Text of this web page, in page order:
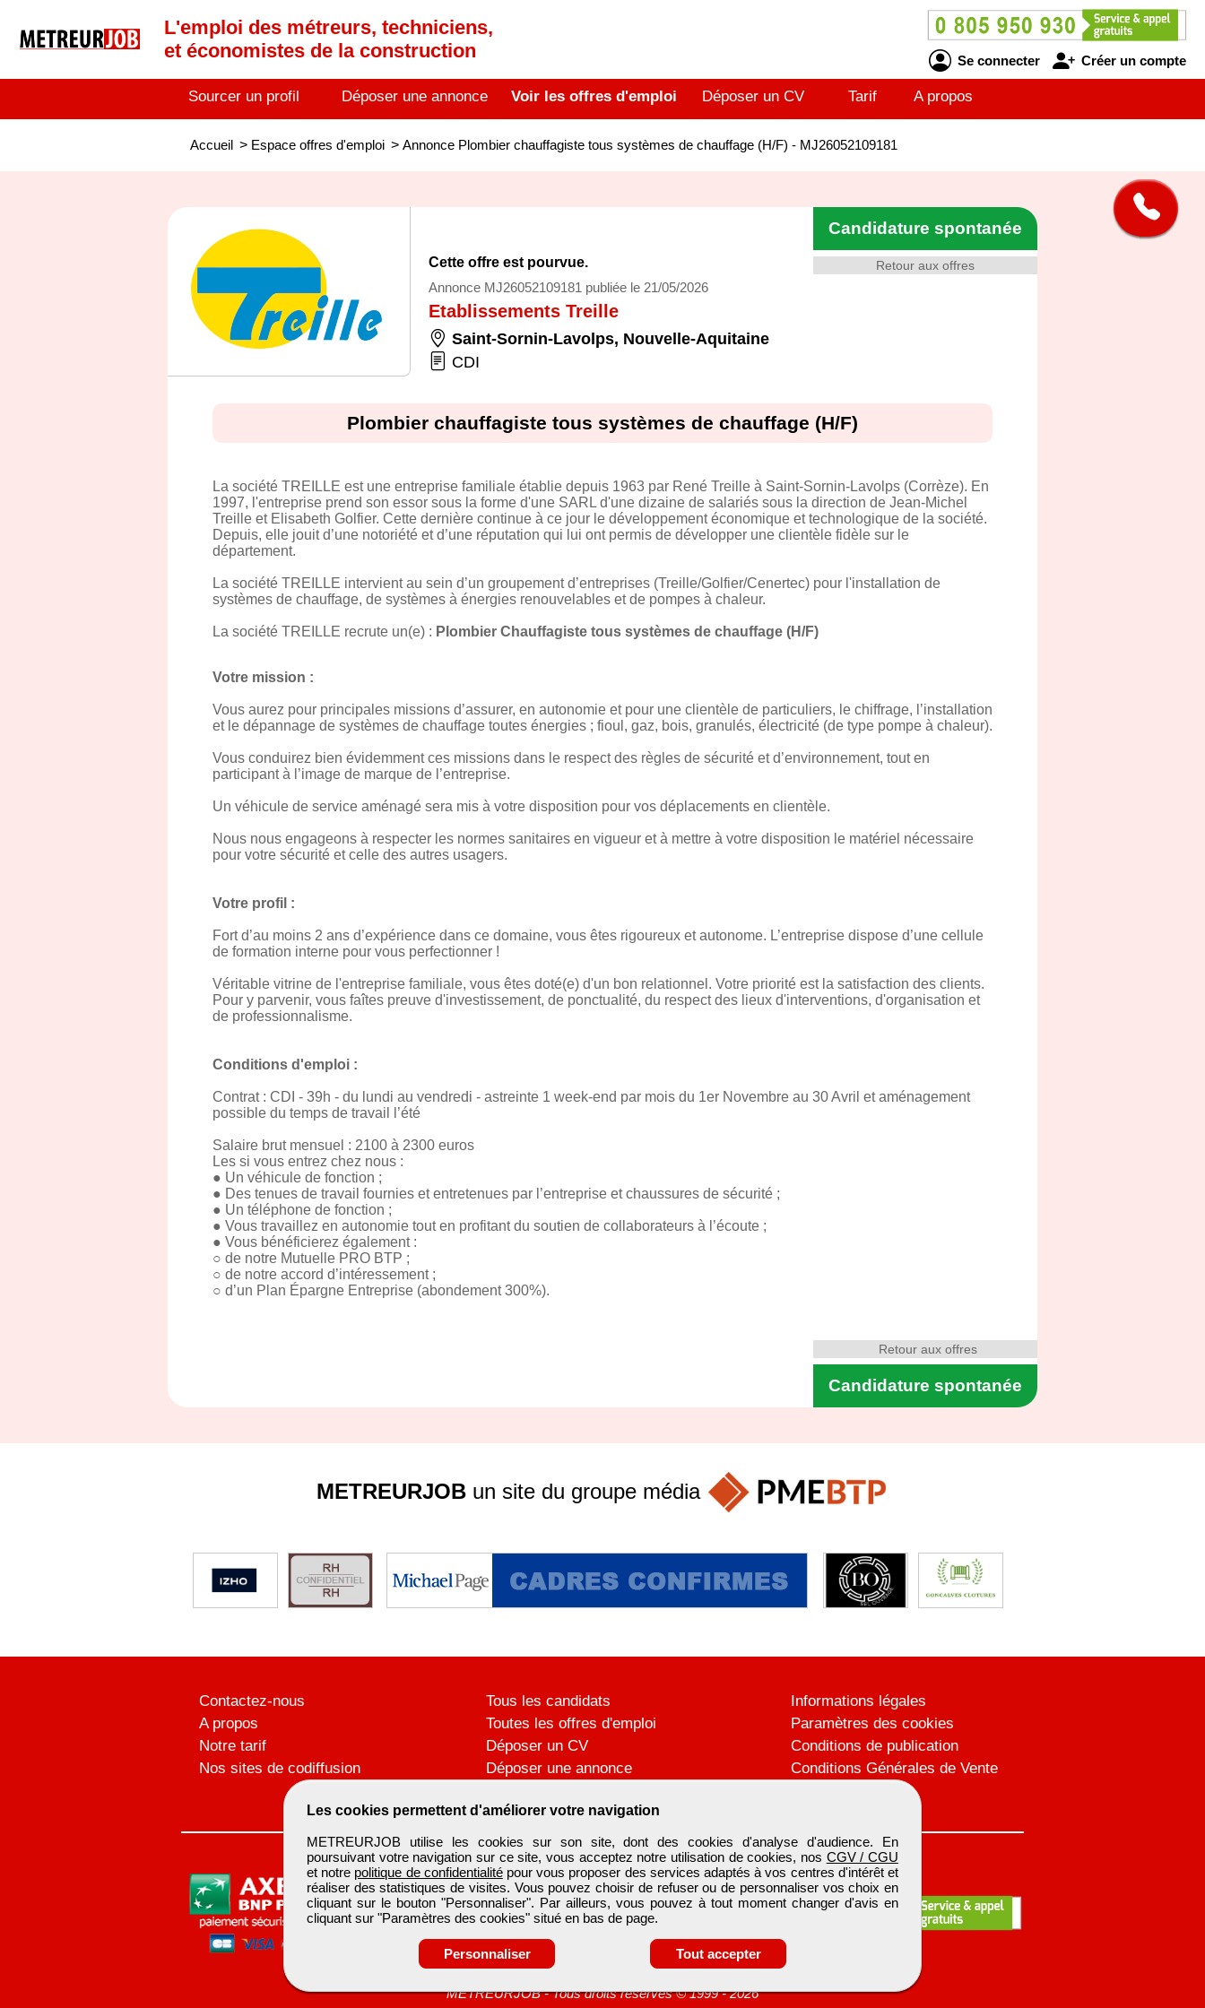
L'emploi des métreurs, techniciens,
et économistes de la construction
Se connecter Créer un compte
Sourcer un profil Déposer une annonce Voir les offres d'emploi Déposer un CV Tarif A propos
Accueil > Espace offres d'emploi > Annonce Plombier chauffagiste tous systèmes de chauffage (H/F) - MJ26052109181
Retour aux offres
Candidature spontanée
Cette offre est pourvue.
Annonce MJ26052109181 publiée le 21/05/2026
Etablissements Treille
Saint-Sornin-Lavolps, Nouvelle-Aquitaine
CDI
Plombier chauffagiste tous systèmes de chauffage (H/F)
La société TREILLE est une entreprise familiale établie depuis 1963 par René Treille à Saint-Sornin-Lavolps (Corrèze). En
1997, l'entreprise prend son essor sous la forme d'une SARL d'une dizaine de salariés sous la direction de Jean-Michel
Treille et Elisabeth Golfier. Cette dernière continue à ce jour le développement économique et technologique de la société.
Depuis, elle jouit d’une notoriété et d’une réputation qui lui ont permis de développer une clientèle fidèle sur le
département.
La société TREILLE intervient au sein d’un groupement d’entreprises (Treille/Golfier/Cenertec) pour l'installation de
systèmes de chauffage, de systèmes à énergies renouvelables et de pompes à chaleur.
La société TREILLE recrute un(e) : Plombier Chauffagiste tous systèmes de chauffage (H/F)
Votre mission :
Vous aurez pour principales missions d’assurer, en autonomie et pour une clientèle de particuliers, le chiffrage, l’installation
et le dépannage de systèmes de chauffage toutes énergies ; fioul, gaz, bois, granulés, électricité (de type pompe à chaleur).
Vous conduirez bien évidemment ces missions dans le respect des règles de sécurité et d’environnement, tout en
participant à l’image de marque de l’entreprise.
Un véhicule de service aménagé sera mis à votre disposition pour vos déplacements en clientèle.
Nous nous engageons à respecter les normes sanitaires en vigueur et à mettre à votre disposition le matériel nécessaire
pour votre sécurité et celle des autres usagers.
Votre profil :
Fort d’au moins 2 ans d’expérience dans ce domaine, vous êtes rigoureux et autonome. L’entreprise dispose d’une cellule
de formation interne pour vous perfectionner !
Véritable vitrine de l'entreprise familiale, vous êtes doté(e) d'un bon relationnel. Votre priorité est la satisfaction des clients.
Pour y parvenir, vous faîtes preuve d'investissement, de ponctualité, du respect des lieux d'interventions, d'organisation et
de professionnalisme.
Conditions d'emploi :
Contrat : CDI - 39h - du lundi au vendredi - astreinte 1 week-end par mois du 1er Novembre au 30 Avril et aménagement
possible du temps de travail l’été
Salaire brut mensuel : 2100 à 2300 euros
Les si vous entrez chez nous :
● Un véhicule de fonction ;
● Des tenues de travail fournies et entretenues par l’entreprise et chaussures de sécurité ;
● Un téléphone de fonction ;
● Vous travaillez en autonomie tout en profitant du soutien de collaborateurs à l’écoute ;
● Vous bénéficierez également :
○ de notre Mutuelle PRO BTP ;
○ de notre accord d’intéressement ;
○ d’un Plan Épargne Entreprise (abondement 300%).
Candidature spontanée
Retour aux offres
Les cookies permettent d'améliorer votre navigation
METREURJOB utilise les cookies sur son site, dont des cookies d'analyse d'audience. En
poursuivant votre navigation sur ce site, vous acceptez notre utilisation de cookies, nos CGV / CGU
et notre politique de confidentialitépour vous proposer des services adaptés à vos centres d'intérêt et
réaliser des statistiques de visites. Vous pouvez choisir de refuser ou de personnaliser vos choix en
cliquant sur le bouton "Personnaliser". Par ailleurs, vous pouvez à tout moment changer d'avis en
cliquant sur "Paramètres des cookies" situé en bas de page.
Personnaliser Tout accepter
METREURJOB un site du groupe média
Contactez-nous
A propos
Notre tarif
Nos sites de codiffusion
Tous les candidats
Toutes les offres d'emploi
Déposer un CV
Déposer une annonce
Informations légales
Paramètres des cookies
Conditions de publication
Conditions Générales de Vente
METREURJOB -Tous droits réservés © 1999 - 2026